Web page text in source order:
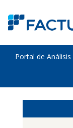
Portal de